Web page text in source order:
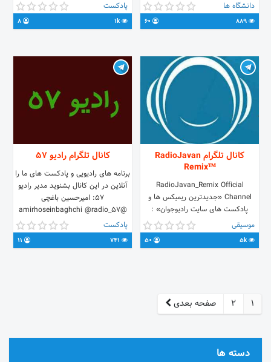
دانشگاه ها پادکست
1k
کانال تلگرام RadioJavan
Remixᵀᴹ
RadioJavan_Remix Official
Channel «جدیدترین ریمیکس ها و
پادکست های سایت رادیوجوان» :
www.Radiojavan.com اینستاگرام ما:
Instagram.com/Radiojavan_Remix
ارتباط با ادمین جهت همکاری(طراحی
موسیقی
5k
کانال تلگرام رادیو ۵۷
برنامه های رادیویی و پادکست های ما را
آنلاین در این کانال بشنوید مدیر رادیو
۵۷: امیرحسین باغچی
@amirhoseinbaghchi @radio_57
پادکست
1
2 صفحه بعدی
دسته ها